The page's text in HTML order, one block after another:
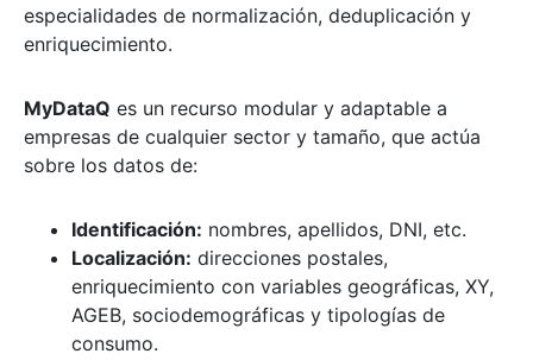
especialidades de normalización, deduplicación y
enriquecimiento.
MyDataQ es un recurso modular y adaptable a
empresas de cualquier sector y tamaño, que actúa
sobre los datos de:
Identificación: nombres, apellidos, DNI, etc.
Localización: direcciones postales,
enriquecimiento con variables geográficas, XY,
AGEB, sociodemográficas y tipologías de
consumo.